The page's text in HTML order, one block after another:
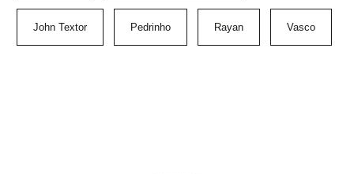
John Textor Pedrinho Rayan Vasco